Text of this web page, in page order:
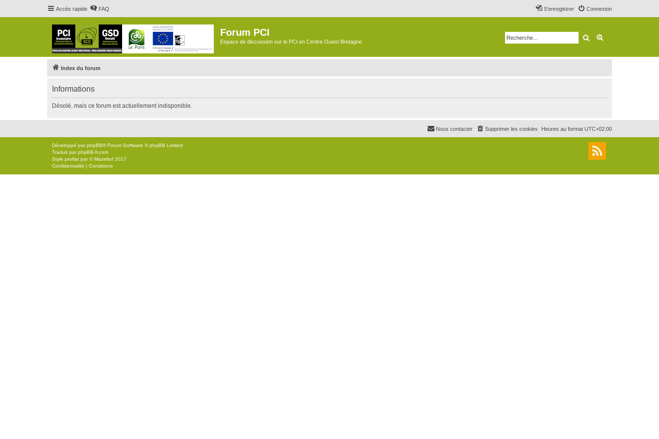
Accès rapide FAQ Connexion
S’enregistrer
Forum PCI
Espace de discussion sur le PCI en Centre Ouest Bretagne Rechercher
Index du forum
Informations
Désolé, mais ce forum est actuellement indisponible.
Heures au format UTC+02:00
Supprimer les cookies
Nous contacter
Développé parphpBB® Forum Software © phpBB Limited
Traduit parphpBB-fr.com
Style proflat par ©Mazeltof 2017
Confidentialité | Conditions